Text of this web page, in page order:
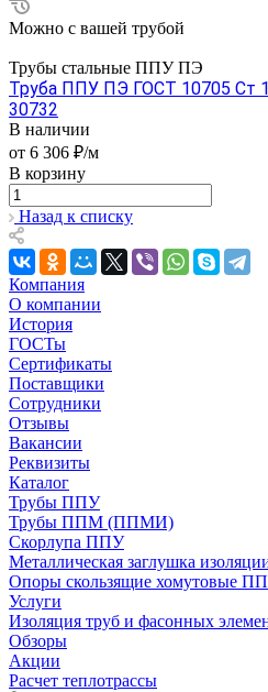
Можно с вашей трубой
Трубы стальные ППУ ПЭ
Труба ППУ ПЭ ГОСТ 10705 Ст
30732
В наличии
от 6 306 ₽/м
В корзину
Назад к списку
Компания
О компании
История
ГОСТы
Сертификаты
Поставщики
Сотрудники
Отзывы
Вакансии
Реквизиты
Каталог
Трубы ППУ
Трубы ППМ (ППМИ)
Скорлупа ППУ
Металлическая заглушка
Опоры скользящие хомутовые
Услуги
Изоляция труб и фасонных
Обзоры
Акции
Расчет теплотрассы